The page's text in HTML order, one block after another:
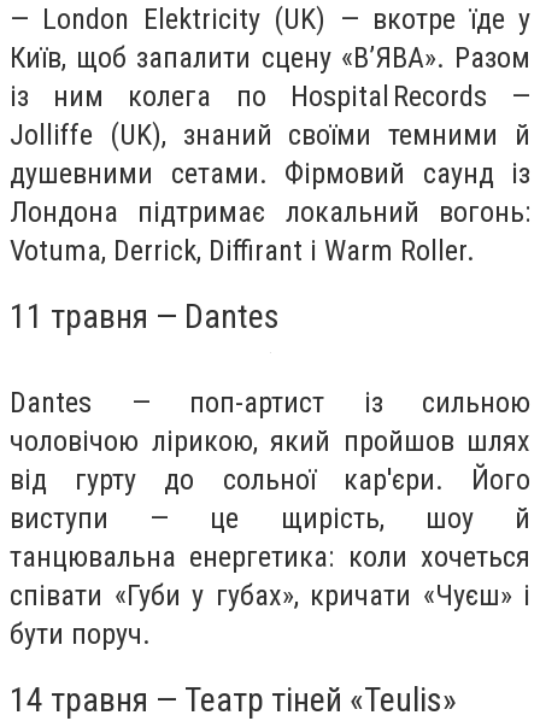
— London Elektricity (UK) — вкотре їде у
Київ, щоб запалити сцену «В’ЯВА». Разом
із ним колега по Hospital Records —
Jolliffe (UK), знаний своїми темними й
душевними сетами. Фірмовий саунд із
Лондона підтримає локальний вогонь:
Votuma, Derrick, Diffirant і Warm Roller.
11 травня — Dantes
Dantes — поп-артист із сильною
чоловічою лірикою, який пройшов шлях
від гурту до сольної кар'єри. Його
виступи — це щирість, шоу й
танцювальна енергетика: коли хочеться
співати «Губи у губах», кричати «Чуєш» і
бути поруч.
14 травня — Театр тіней «Teulis»